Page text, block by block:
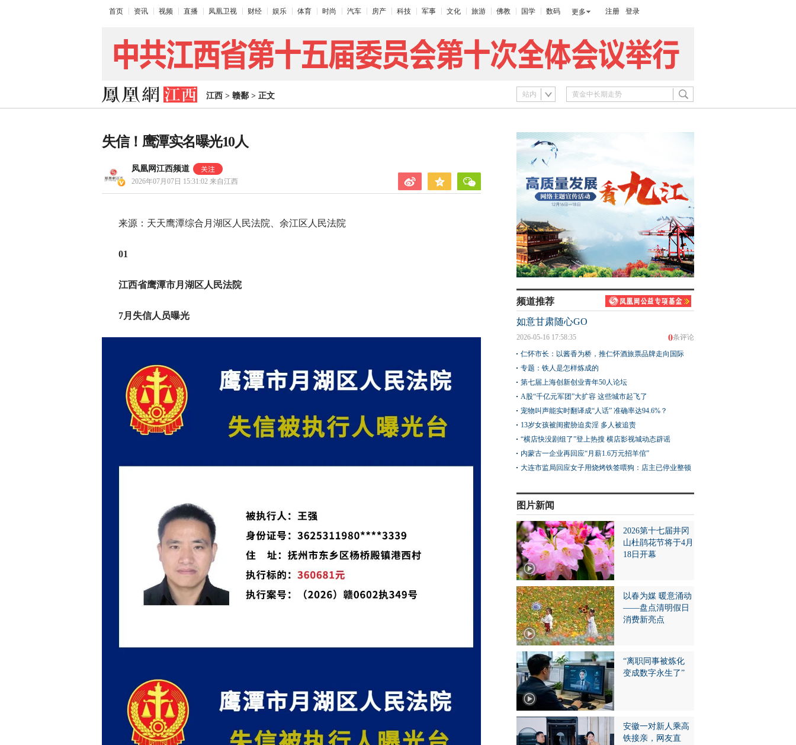
首页 资讯 视频 直播 凤凰卫视 财经 娱乐 体育 时尚 汽车 房产 科技 军事 文化 旅游 佛教 国学 数码 更多 注册 登录
江西 > 赣鄱 > 正文 站内
失信！鹰潭实名曝光10人
凤凰网江西频道
2026年07月07日 15:31:02 来自江西
来源：天天鹰潭综合月湖区人民法院、余江区人民法院
01
江西省鹰潭市月湖区人民法院
7月失信人员曝光
频道推荐
如意甘肃随心GO
0条评论
2026-05-16 17:58:35
仁怀市长：以酱香为桥，推仁怀酒旅票品牌走向国际
专题：铁人是怎样炼成的
第七届上海创新创业青年50人论坛
A股“千亿元军团”大扩容 这些城市起飞了
宠物叫声能实时翻译成“人话” 准确率达94.6%？
13岁女孩被闺蜜胁迫卖淫 多人被追责
“横店快没剧组了”登上热搜 横店影视城动态辟谣
内蒙古一企业再回应“月薪1.6万元招羊倌”
大连市监局回应女子用烧烤铁签喂狗：店主已停业整顿
图片新闻
2026第十七届井冈
山杜鹃花节将于4月
18日开幕
以春为媒 暖意涌动
——盘点清明假日
消费新亮点
“离职同事被炼化
变成数字永生了”
安徽一对新人乘高
铁接亲，网友直